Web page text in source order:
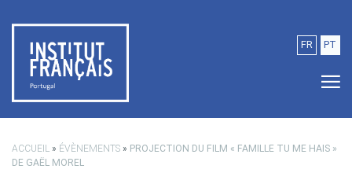
FR PT
ACCUEIL » ÉVÈNEMENTS » PROJECTION DU FILM « FAMILLE TU ME HAIS »
DE GAËL MOREL